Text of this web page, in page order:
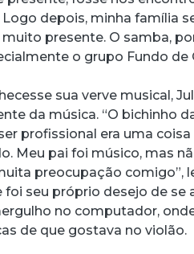
depois, minha família
presente. O samba,
o grupo Fundo de
sua verve musical,
da música. “O bichinho
profissional era uma
Meu pai foi músico, mas
preocupação comigo”,
seu próprio desejo de se
no computador,
de que gostava no violão.
Threads
nono